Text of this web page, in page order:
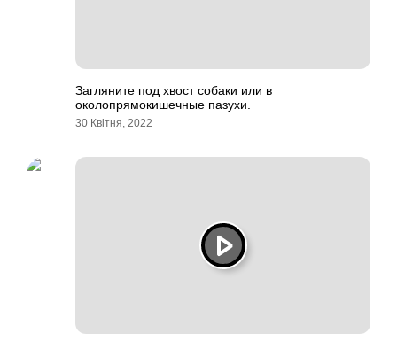
Загляните под хвост собаки или в
околопрямокишечные пазухи.
30 Квітня, 2022